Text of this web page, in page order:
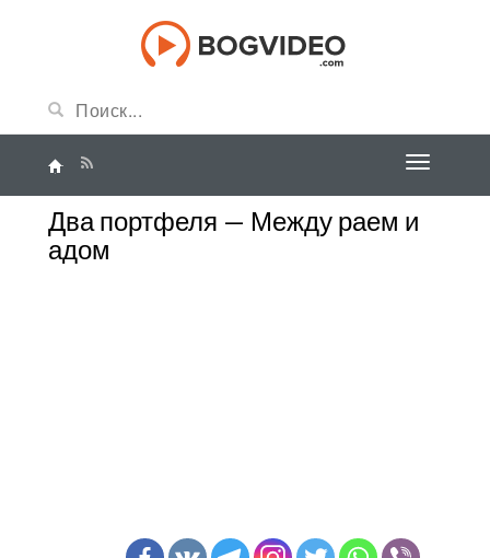
Два портфеля — Между раем и
адом